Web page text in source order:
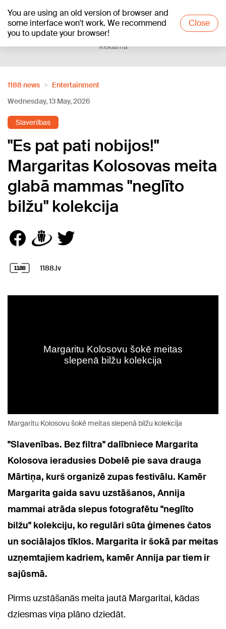
You are using an old version of browser and
some interface won't work. We recommend
you to update your browser!
Close
+19°C
Reklāma
1188 news
Entertainment
Wednesday, 13 May, 2026
Slavenības
"Es pat pati nobijos!"
Margaritas Kolosovas meita
glabā mammas "neglīto
bilžu" kolekcija
1188.lv
Margaritu Kolosovu šokē meitas slepenā bilžu kolekcija
"Slavenības. Bez filtra" dalībniece Margarita
Kolosova ieradusies Dobelē pie sava drauga
Mārtiņa, kurš organizē zupas festivālu. Kamēr
Margarita gaida savu uzstāšanos, Annija
mammai atrāda slepus fotografētu "neglīto
bilžu" kolekciju, ko regulāri sūta ģimenes čatos
un sociālajos tīklos. Margarita ir šokā par meitas
uzņemtajiem kadriem, kamēr Annija par tiem ir
sajūsmā.
Pirms uzstāšanās meita jautā Margaritai, kādas
dziesmas viņa plāno dziedāt.